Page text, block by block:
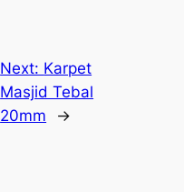
Next: Karpet
Masjid Tebal
20mm
→